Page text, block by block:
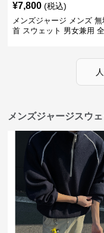
¥7,800 (税込)
メンズジャージ メンズ
首 スウェット 男女兼用
メンズジャージスウ